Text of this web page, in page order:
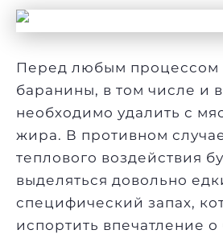
Перед любым процессом
баранины, в том числе и
необходимо удалить с
жира. В противном
теплового воздействия
выделяться довольно
специфический запах,
испортить впечатление